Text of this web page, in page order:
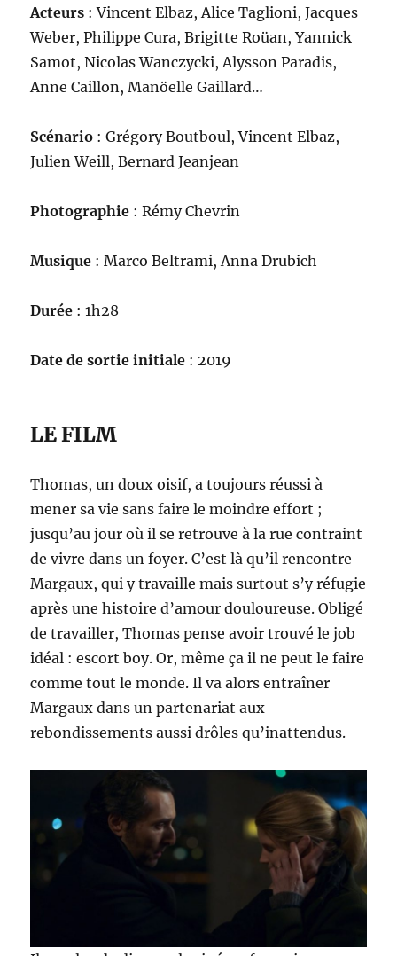
Acteurs : Vincent Elbaz, Alice Taglioni, Jacques
Weber, Philippe Cura, Brigitte Roüan, Yannick
Samot, Nicolas Wanczycki, Alysson Paradis,
Anne Caillon, Manöelle Gaillard…
Scénario : Grégory Boutboul, Vincent Elbaz,
Julien Weill, Bernard Jeanjean
Photographie : Rémy Chevrin
Musique : Marco Beltrami, Anna Drubich
Durée : 1h28
Date de sortie initiale : 2019
LE FILM
Thomas, un doux oisif, a toujours réussi à
mener sa vie sans faire le moindre effort ;
jusqu’au jour où il se retrouve à la rue contraint
de vivre dans un foyer. C’est là qu’il rencontre
Margaux, qui y travaille mais surtout s’y réfugie
après une histoire d’amour douloureuse. Obligé
de travailler, Thomas pense avoir trouvé le job
idéal : escort boy. Or, même ça il ne peut le faire
comme tout le monde. Il va alors entraîner
Margaux dans un partenariat aux
rebondissements aussi drôles qu’inattendus.